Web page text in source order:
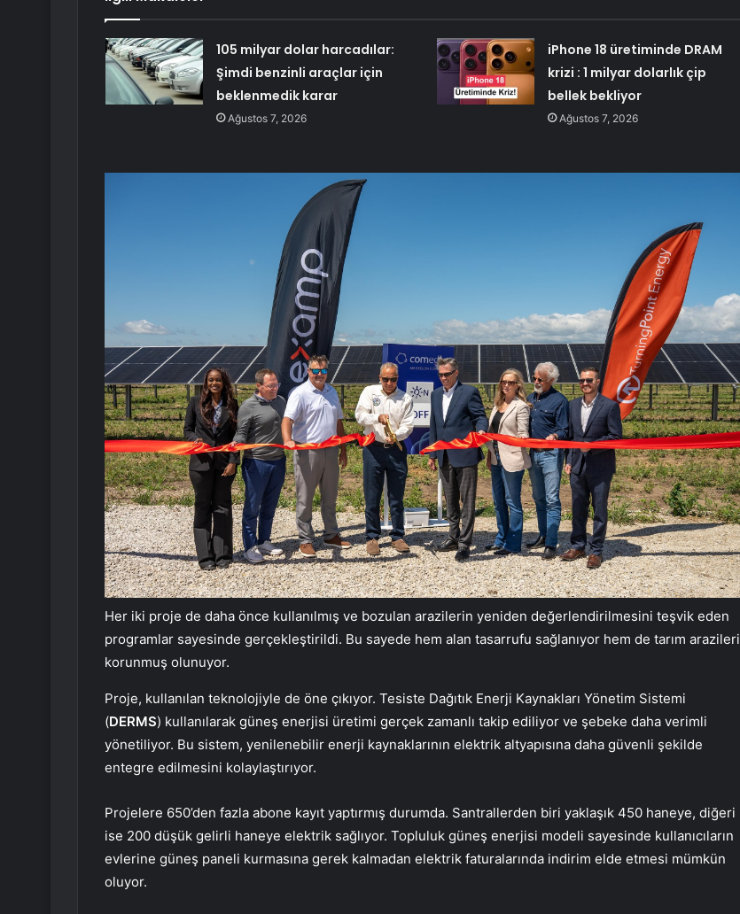
105 milyar dolar harcadılar:
Şimdi benzinli araçlar için
beklenmedik karar
Ağustos 7, 2026
iPhone 18 üretiminde DRAM
krizi : 1 milyar dolarlık çip
bellek bekliyor
Ağustos 7, 2026
Her iki proje de daha önce kullanılmış ve bozulan arazilerin yeniden değerlendirilmesini teşvik eden
programlar sayesinde gerçekleştirildi. Bu sayede hem alan tasarrufu sağlanıyor hem de tarım arazileri
korunmuş olunuyor.
Proje, kullanılan teknolojiyle de öne çıkıyor. Tesiste Dağıtık Enerji Kaynakları Yönetim Sistemi
(DERMS) kullanılarak güneş enerjisi üretimi gerçek zamanlı takip ediliyor ve şebeke daha verimli
yönetiliyor. Bu sistem, yenilenebilir enerji kaynaklarının elektrik altyapısına daha güvenli şekilde
entegre edilmesini kolaylaştırıyor.
Projelere 650’den fazla abone kayıt yaptırmış durumda. Santrallerden biri yaklaşık 450 haneye, diğeri
ise 200 düşük gelirli haneye elektrik sağlıyor. Topluluk güneş enerjisi modeli sayesinde kullanıcıların
evlerine güneş paneli kurmasına gerek kalmadan elektrik faturalarında indirim elde etmesi mümkün
oluyor.